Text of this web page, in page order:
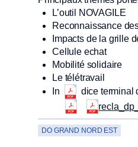
L’outil NOVAGILE
Reconnaissance
Impacts de la grille
Cellule echat
Mobilité solidaire
Le télétravail
In
dice terminal
DO GRAND NORD EST